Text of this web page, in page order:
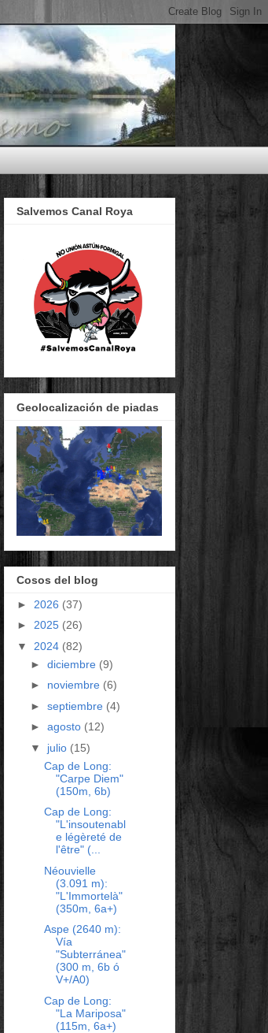
Salvemos Canal Roya
Geolocalización de piadas
Cosos del blog
► 2026 (37)
► 2025 (26)
▼ 2024 (82)
► diciembre (9)
► noviembre (6)
► septiembre (4)
► agosto (12)
▼ julio (15)
Cap de Long:
"Carpe Diem"
(150m, 6b)
Cap de Long:
"L'insoutenabl
e légèreté de
l'être" (...
Néouvielle
(3.091 m):
"L'Immortelà"
(350m, 6a+)
Aspe (2640 m):
Vía
"Subterránea"
(300 m, 6b ó
V+/A0)
Cap de Long:
"La Mariposa"
(115m, 6a+)